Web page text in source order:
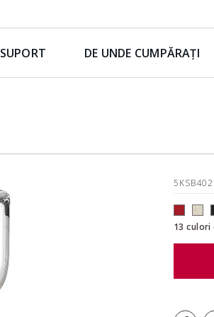
SUPORT DE UNDE CUMPĂRAȚI
13